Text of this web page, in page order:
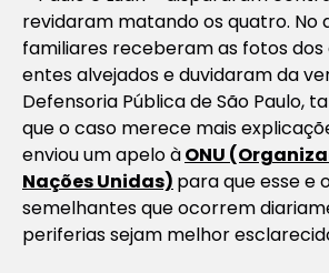
revidaram matando os quatro. No
familiares receberam as fotos
entes alvejados e duvidaram da
Defensoria Pública de São Paulo,
que o caso merece mais
enviou um apelo àONU
Nações Unidas) para que esse e
semelhantes que ocorrem
periferias sejam melhor